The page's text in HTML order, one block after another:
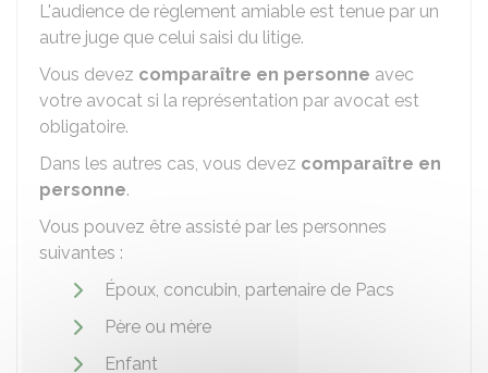
L'audience de règlement amiable est tenue par un
autre juge que celui saisi du litige.
Vous devez comparaître en personne avec
votre avocat si la représentation par avocat est
obligatoire.
Dans les autres cas, vous devez comparaître en
personne.
Vous pouvez être assisté par les personnes
suivantes :
Époux, concubin, partenaire de Pacs
Père ou mère
Enfant